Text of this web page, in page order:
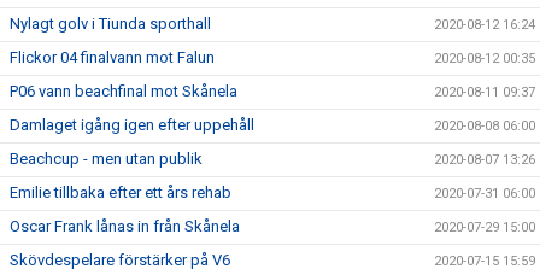
Nylagt golv i Tiunda sporthall 2020-08-12 16:24
Flickor 04 finalvann mot Falun 2020-08-12 00:35
P06 vann beachfinal mot Skånela 2020-08-11 09:37
Damlaget igång igen efter uppehåll 2020-08-08 06:00
Beachcup - men utan publik 2020-08-07 13:26
Emilie tillbaka efter ett års rehab 2020-07-31 06:00
Oscar Frank lånas in från Skånela 2020-07-29 15:00
Skövdespelare förstärker på V6 2020-07-15 15:59